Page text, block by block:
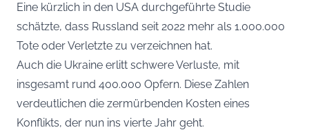
Eine kürzlich in den USA durchgeführte Studie
schätzte, dass Russland seit 2022 mehr als 1.000.000
Tote oder Verletzte zu verzeichnen hat.
Auch die Ukraine erlitt schwere Verluste, mit
insgesamt rund 400.000 Opfern. Diese Zahlen
verdeutlichen die zermürbenden Kosten eines
Konflikts, der nun ins vierte Jahr geht.